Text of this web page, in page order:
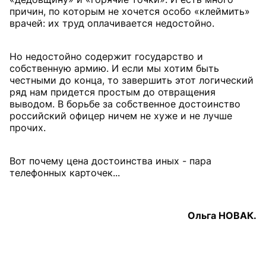
причин, по которым не хочется особо «клеймить»
врачей: их труд оплачивается недостойно.
Но недостойно содержит государство и
собственную армию. И если мы хотим быть
честными до конца, то завершить этот логический
ряд нам придется простым до отвращения
выводом. В борьбе за собственное достоинство
российский офицер ничем не хуже и не лучше
прочих.
Вот почему цена достоинства иных - пара
телефонных карточек...
Ольга НОВАК.